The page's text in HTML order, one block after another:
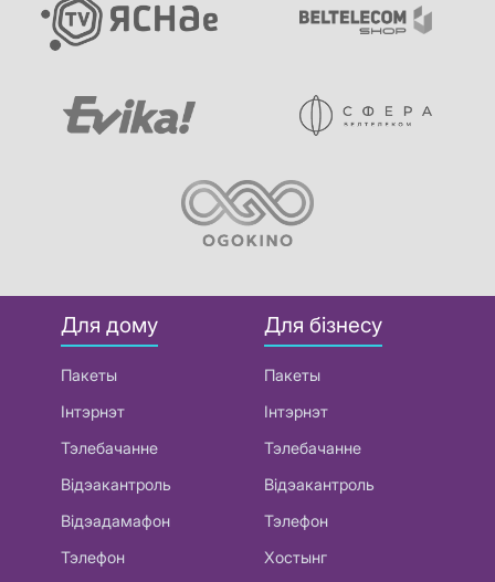
Для дому
Пакеты
Інтэрнэт
Тэлебачанне
Відэакантроль
Відэадамафон
Тэлефон
Для бізнесу
Пакеты
Інтэрнэт
Тэлебачанне
Відэакантроль
Тэлефон
Хостынг